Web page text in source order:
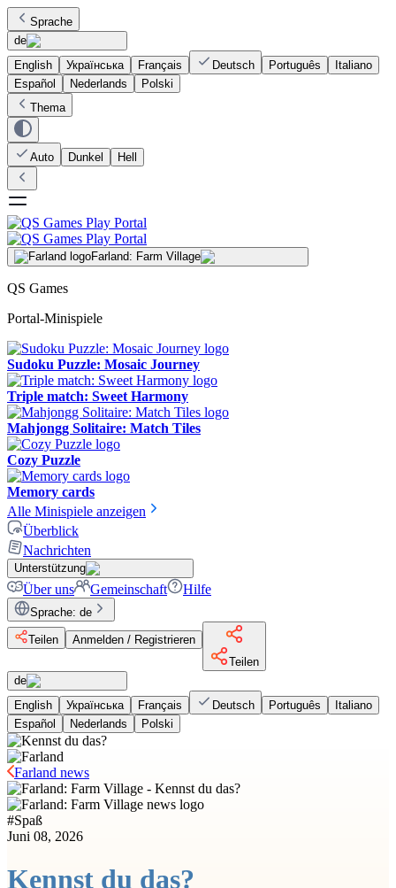
Sprache
de
English
Українська Français Deutsch Português
Italiano
Español
Nederlands
Polski
Thema
Auto Dunkel Hell
Farland: Farm Village
QS Games
Portal-Minispiele
Sudoku Puzzle: Mosaic Journey
Triple match: Sweet Harmony
Mahjongg Solitaire: Match Tiles
Cozy Puzzle
Memory cards
Alle Minispiele anzeigen
Überblick
Nachrichten
Unterstützung
Über uns Gemeinschaft Hilfe
Sprache: de
Teilen
Anmelden / Registrieren
Teilen
de
English
Українська Français Deutsch Português
Italiano
Español
Nederlands Polski
Farland news
#Spaß
Juni 08, 2026
Kennst du das?